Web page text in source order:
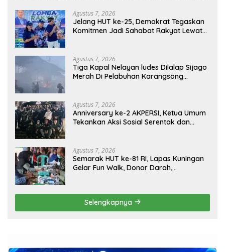
Agustus 7, 2026
Jelang HUT ke-25, Demokrat Tegaskan
Komitmen Jadi Sahabat Rakyat Lewat
Agustus 7, 2026
Tiga Kapal Nelayan ludes Dilalap Sijago
Merah Di Pelabuhan Karangsong
Agustus 7, 2026
Anniversary ke-2 AKPERSI, Ketua Umum
Tekankan Aksi Sosial Serentak dan
Agustus 7, 2026
Semarak HUT ke-81 RI, Lapas Kuningan
Gelar Fun Walk, Donor Darah,
Selengkapnya